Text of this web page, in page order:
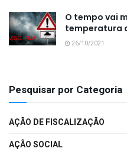
O tempo vai
temperatura
26/10/2021
Pesquisar por Categoria
AÇÃO DE FISCALIZAÇÃO
AÇÃO SOCIAL